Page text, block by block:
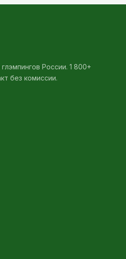
России. 1 800+
без комиссии.